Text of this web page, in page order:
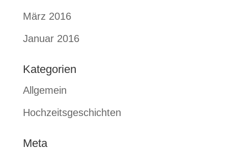
März 2016
Januar 2016
Kategorien
Allgemein
Hochzeitsgeschichten
Meta